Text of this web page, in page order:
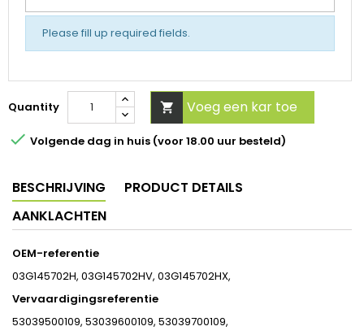
Please fill up required fields.
Quantity  Voeg een kar toe
 Volgende dag in huis (voor 18.00 uur besteld)
BESCHRIJVING
PRODUCT DETAILS
AANKLACHTEN
OEM-referentie
03G145702H, 03G145702HV, 03G145702HX,
Vervaardigingsreferentie
53039500109, 53039600109, 53039700109,